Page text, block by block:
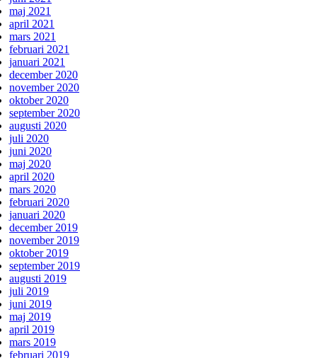
maj 2021
april 2021
mars 2021
februari 2021
januari 2021
december 2020
november 2020
oktober 2020
september 2020
augusti 2020
juli 2020
juni 2020
maj 2020
april 2020
mars 2020
februari 2020
januari 2020
december 2019
november 2019
oktober 2019
september 2019
augusti 2019
juli 2019
juni 2019
maj 2019
april 2019
mars 2019
februari 2019